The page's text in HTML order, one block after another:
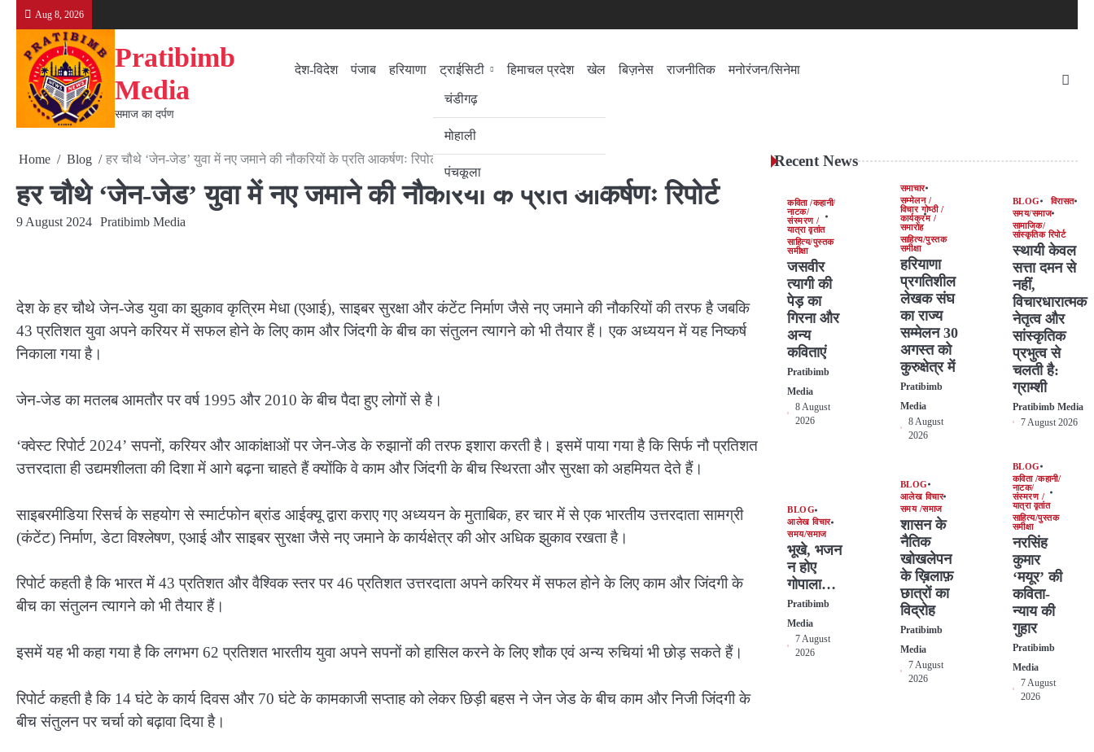
content
Aug 8, 2026
Pratibimb
Media
समाज का दर्पण
देश-विदेश पंजाब हरियाणा
ट्राईसिटी
चंडीगढ़
मोहाली
पंचकूला
हिमाचल प्रदेश खेल बिज़नेस राजनीतिक
मनोरंजन/सिनेमा
Home Blog हर चौथे ‘जेन-जेड’ युवा में नए जमाने की नौकरियों के प्रति आकर्षणः रिपोर्ट
हर चौथे ‘जेन-जेड’ युवा में नए जमाने की नौकरियों के प्रति आकर्षणः रिपोर्ट
9 August 2024 Pratibimb Media
देश के हर चौथे जेन-जेड युवा का झुकाव कृत्रिम मेधा (एआई), साइबर सुरक्षा और कंटेंट निर्माण जैसे नए जमाने की नौकरियों की तरफ है जबकि
43 प्रतिशत युवा अपने करियर में सफल होने के लिए काम और जिंदगी के बीच का संतुलन त्यागने को भी तैयार हैं। एक अध्ययन में यह निष्कर्ष
निकाला गया है।
जेन-जेड का मतलब आमतौर पर वर्ष 1995 और 2010 के बीच पैदा हुए लोगों से है।
‘क्वेस्ट रिपोर्ट 2024’ सपनों, करियर और आकांक्षाओं पर जेन-जेड के रुझानों की तरफ इशारा करती है। इसमें पाया गया है कि सिर्फ नौ प्रतिशत
उत्तरदाता ही उद्यमशीलता की दिशा में आगे बढ़ना चाहते हैं क्योंकि वे काम और जिंदगी के बीच स्थिरता और सुरक्षा को अहमियत देते हैं।
साइबरमीडिया रिसर्च के सहयोग से स्मार्टफोन ब्रांड आईक्यू द्वारा कराए गए अध्ययन के मुताबिक, हर चार में से एक भारतीय उत्तरदाता सामग्री
(कंटेंट) निर्माण, डेटा विश्लेषण, एआई और साइबर सुरक्षा जैसे नए जमाने के कार्यक्षेत्र की ओर अधिक झुकाव रखता है।
रिपोर्ट कहती है कि भारत में 43 प्रतिशत और वैश्विक स्तर पर 46 प्रतिशत उत्तरदाता अपने करियर में सफल होने के लिए काम और जिंदगी के
बीच का संतुलन त्यागने को भी तैयार हैं।
इसमें यह भी कहा गया है कि लगभग 62 प्रतिशत भारतीय युवा अपने सपनों को हासिल करने के लिए शौक एवं अन्य रुचियां भी छोड़ सकते हैं।
रिपोर्ट कहती है कि 14 घंटे के कार्य दिवस और 70 घंटे के कामकाजी सप्ताह को लेकर छिड़ी बहस ने जेन जेड के बीच काम और निजी जिंदगी के
बीच संतुलन पर चर्चा को बढ़ावा दिया है।
Recent News
कविता /कहानी/
नाटक/
संस्मरण /
यात्रा वृतांत
साहित्य/पुस्तक
समीक्षा
जसवीर
त्यागी की
पेड़ का
गिरना और
अन्य
कविताएं
Pratibimb
Media
8 August
2026
समाचार
सम्मेलन /
विचार गोष्ठी /
कार्यक्रम /
समारोह
साहित्य/पुस्तक
समीक्षा
हरियाणा
प्रगतिशील
लेखक संघ
का राज्य
सम्मेलन 30
अगस्त को
कुरुक्षेत्र में
Pratibimb
Media
8 August
2026
BLOG
विरासत
समय/समाज
सामाजिक/
सांस्कृतिक रिपोर्ट
स्थायी केवल
सत्ता दमन से
नहीं,
विचारधारात्मक
नेतृत्व और
सांस्कृतिक
प्रभुत्व से
चलती है:
ग्राम्शी
Pratibimb Media
7 August 2026
BLOG
आलेख विचार
समय/समाज
भूखे, भजन
न होए
गोपाला…
Pratibimb
Media
7 August
2026
BLOG
आलेख विचार
समय /समाज
शासन के
नैतिक
खोखलेपन
के ख़िलाफ़
छात्रों का
विद्रोह
Pratibimb
Media
7 August
2026
BLOG
कविता /कहानी/
नाटक/
संस्मरण /
यात्रा वृतांत
साहित्य/पुस्तक
समीक्षा
नरसिंह
कुमार
‘मयूर’ की
कविता-
न्याय की
गुहार
Pratibimb
Media
7 August
2026